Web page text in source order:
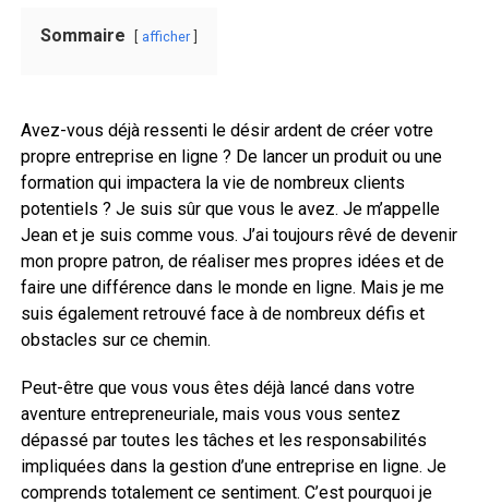
Sommaire afficher
Avez-vous déjà ressenti le désir ardent de créer votre
propre entreprise en ligne ? De lancer un produit ou une
formation qui impactera la vie de nombreux clients
potentiels ? Je suis sûr que vous le avez. Je m’appelle
Jean et je suis comme vous. J’ai toujours rêvé de devenir
mon propre patron, de réaliser mes propres idées et de
faire une différence dans le monde en ligne. Mais je me
suis également retrouvé face à de nombreux défis et
obstacles sur ce chemin.
Peut-être que vous vous êtes déjà lancé dans votre
aventure entrepreneuriale, mais vous vous sentez
dépassé par toutes les tâches et les responsabilités
impliquées dans la gestion d’une entreprise en ligne. Je
comprends totalement ce sentiment. C’est pourquoi je